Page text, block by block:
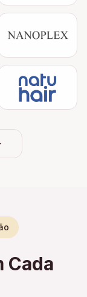
Cada